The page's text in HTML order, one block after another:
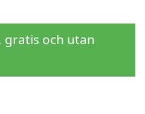
gratis och utan